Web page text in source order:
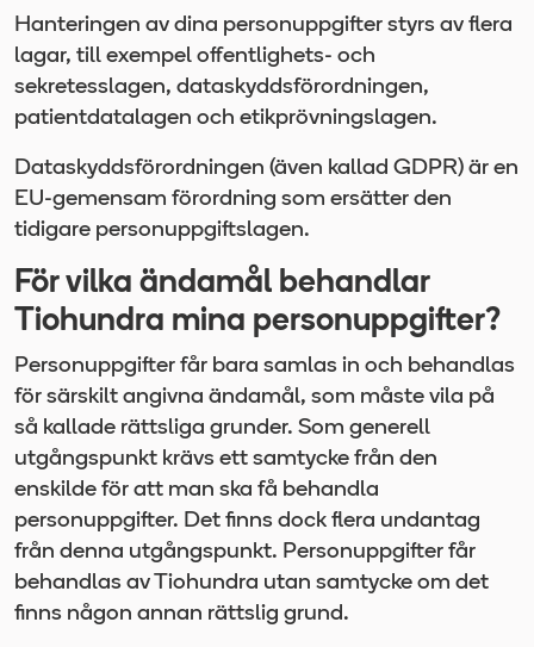
Hanteringen av dina personuppgifter styrs av flera
lagar, till exempel offentlighets- och
sekretesslagen, dataskyddsförordningen,
patientdatalagen och etikprövningslagen.
Dataskyddsförordningen (även kallad GDPR) är en
EU-gemensam förordning som ersätter den
tidigare personuppgiftslagen.
För vilka ändamål behandlar
Tiohundra mina personuppgifter?
Personuppgifter får bara samlas in och behandlas
för särskilt angivna ändamål, som måste vila på
så kallade rättsliga grunder. Som generell
utgångspunkt krävs ett samtycke från den
enskilde för att man ska få behandla
personuppgifter. Det finns dock flera undantag
från denna utgångspunkt. Personuppgifter får
behandlas av Tiohundra utan samtycke om det
finns någon annan rättslig grund.